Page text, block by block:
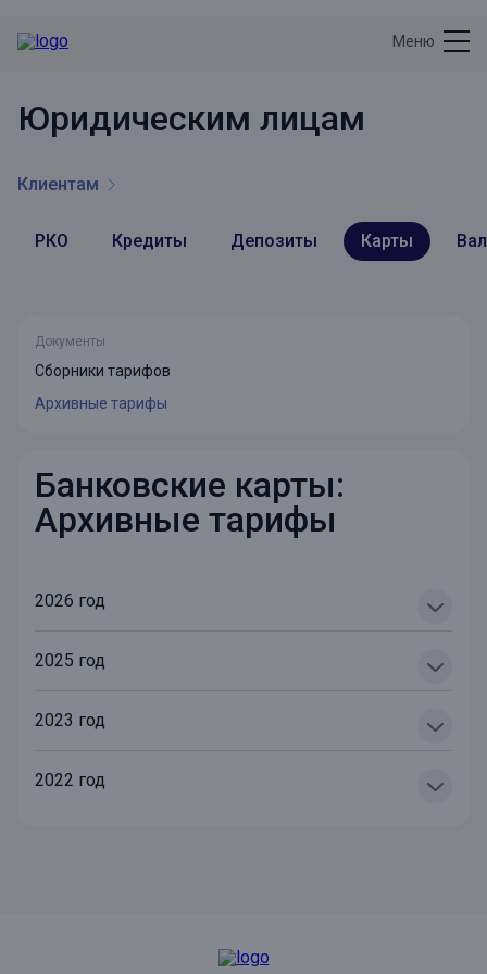
Меню
Юридическим лицам
РКО Кредиты Депозиты Карты
Клиентам
Документы
Сборники тарифов
Архивные тарифы
Банковские карты:
Архивные тарифы
2026 год
2025 год
2023 год
2022 год